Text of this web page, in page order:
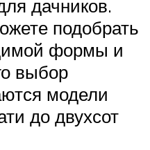
дачников.
подобрать
формы и
выбор
модели
до двухсот